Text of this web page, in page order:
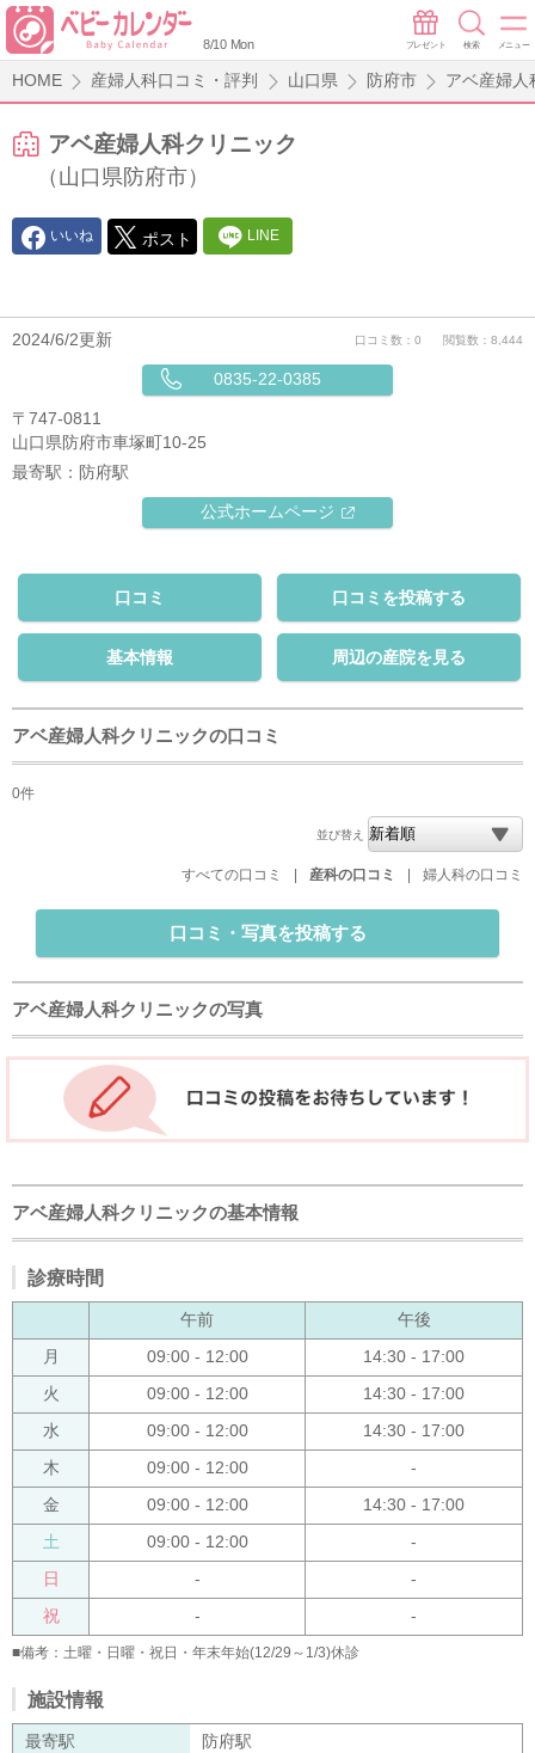
8/10 Mon プレゼント 検索 メニュー
HOME 産婦人科口コミ・評判 山口県 防府市 アベ産婦人
アベ産婦人科クリニック
（山口県防府市）
いいね ポスト LINE
2024/6/2更新 口コミ数：0 閲覧数：8,444
0835-22-0385
〒747-0811
山口県防府市車塚町10-25
最寄駅： 防府駅
公式ホームページ
口コミ 口コミを投稿する
基本情報 周辺の産院を見る
アベ産婦人科クリニックの口コミ
0件
並び替え
すべての口コミ | 産科の口コミ | 婦人科の口コミ
口コミ・写真を投稿する
アベ産婦人科クリニックの写真
アベ産婦人科クリニックの基本情報
診療時間
午前 午後
月 09:00 - 12:00 14:30 - 17:00
火 09:00 - 12:00 14:30 - 17:00
水 09:00 - 12:00 14:30 - 17:00
木 09:00 - 12:00 -
金 09:00 - 12:00 14:30 - 17:00
土 09:00 - 12:00 -
日 - -
祝 - -
■備考：土曜・日曜・祝日・年末年始(12/29～1/3)休診
施設情報
最寄駅 防府駅